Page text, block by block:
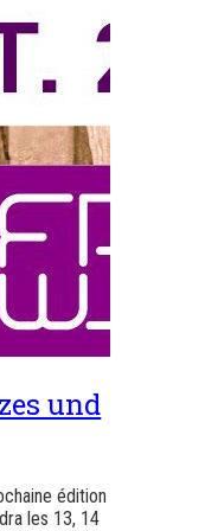
und
édition
les 13, 14